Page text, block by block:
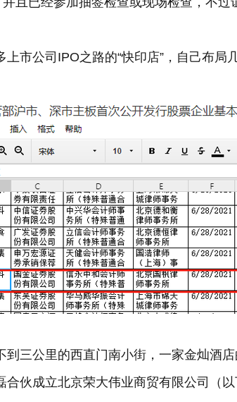
上市公司IPO之路的“快印店”，自己布局
到三公里的西直门南小街，一家金灿酒
合伙成立北京荣大伟业商贸有限公司（